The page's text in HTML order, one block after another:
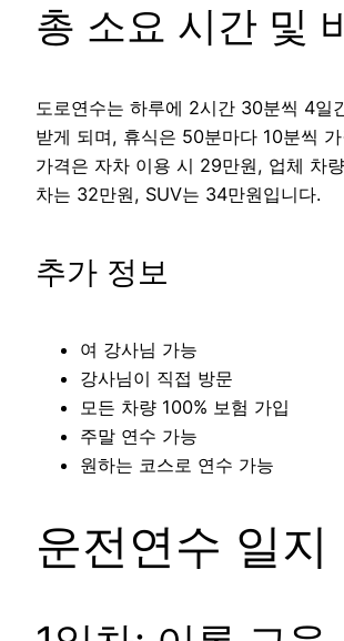
총 소요 시간 및
도로연수는 하루에 2시간 30분씩 4일
받게 되며, 휴식은 50분마다 10분씩
가격은 자차 이용 시 29만원, 업체 차
차는 32만원, SUV는 34만원입니다.
추가 정보
여 강사님 가능
강사님이 직접 방문
모든 차량 100% 보험 가입
주말 연수 가능
원하는 코스로 연수 가능
운전연수 일지